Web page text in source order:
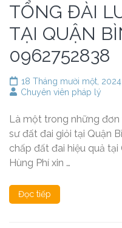
TỔNG ĐÀI
TẠI QUẬN
0962752838
18 Tháng mười một, 2024
Chuyên viên pháp lý
Là một trong những
sư đất đai giỏi tại Quận
chấp đất đai hiệu quả tại
Hùng Phí xin …
Đọc tiếp